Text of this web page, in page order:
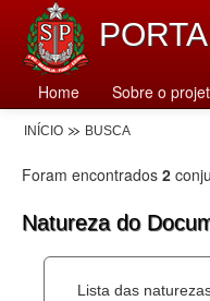
Home Sobre o
INÍCIO BUSCA
Foram encontrados 2
Natureza do
Lista das